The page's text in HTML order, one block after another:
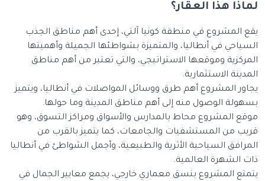
هذا العقار؟
المشروع في منطقة كونيا آلتي، إحدى أهم مناطق الجذب
في أنطاليا، والمتميزة بشواطئها الجميلة وأهميتها
وموقعها الاستراتيجي، والتي تعتبر من أهم مناطق
الاستثمارية.
المشروع أهم طرق ووسائل المواصلات في أنطاليا، ويتميز
الوصول منه إلى أهم مناطق المدينة وما حولها.
المشروع محاط بالمدارس والأسواق ومراكز التسوق، وهو
من المستشفيات والجامعات، كما يتميز بالقرب من
السياحية الأثرية والطبيعية، وأجمل الشواطئ في أنطاليا
الشهرة العالمية.
المشروع بنسق معماري خارجي، يجمع معايير الجمال في